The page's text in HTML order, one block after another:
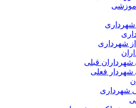
شهرداری
قبلی
فعلی
شهرداری